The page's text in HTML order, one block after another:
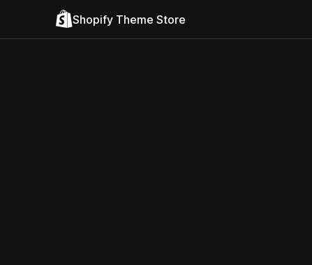
Shopify Theme Store